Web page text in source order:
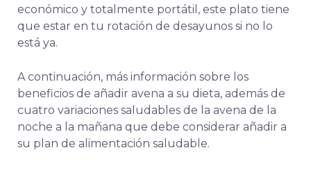
económico y totalmente portátil, este plato tiene
que estar en tu rotación de desayunos si no lo
está ya.
A continuación, más información sobre los
beneficios de añadir avena a su dieta, además de
cuatro variaciones saludables de la avena de la
noche a la mañana que debe considerar añadir a
su plan de alimentación saludable.